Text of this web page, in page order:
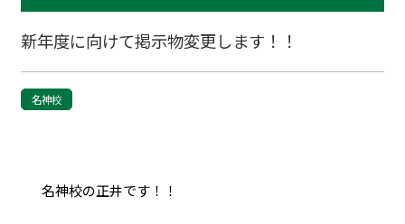
新年度に向けて掲示物変更します！！
名神校
名神校の正井です！！